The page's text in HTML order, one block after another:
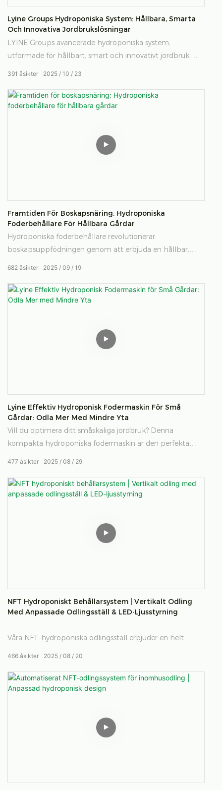
Lyine Groups Hydroponiska System: Hållbara, Smarta
Och Innovativa Jordbrukslösningar
LYINE Groups avancerade hydroponiska system,
utformade för hållbart, smart och innovativt jordbruk.
resursutnyttjandet och stödja tillväxt året runt i
kontrollerade miljöer. Utforska hur LYINE transformerar
teknik och intelligent design.
2025 10 23
391 åsikter
Framtiden För Boskapsnäring: Hydroponiska
Foderbehållare För Hållbara Gårdar
Hydroponiska foderbehållare revolutionerar
boskapsuppfödningen genom att erbjuda en hållbar,
möjligt för jordbrukare att odla näringsrikt, högkvalitativt
foder för boskap i alla miljöer, med minimalt utrymme
avkastning. Hydroponiska foderbehållare är perfekta för
2025 09 19
682 åsikter
Lyine Effektiv Hydroponisk Fodermaskin För Små
Gårdar: Odla Mer Med Mindre Yta
Vill du optimera ditt småskaliga jordbruk? Denna
kompakta hydroponiska fodermaskin är den perfekta
2025 08 29
477 åsikter
NFT Hydroponiskt Behållarsystem | Vertikalt Odling
Med Anpassade Odlingsställ & LED-Ljusstyrning
Våra NFT-hydroponiska odlingsställ erbjuder en helt
näringsfilmsteknik (NFT), skräddarsydda odlingsställ och
ett smart LED-belysningsstyrsystem.
2025 08 20
466 åsikter